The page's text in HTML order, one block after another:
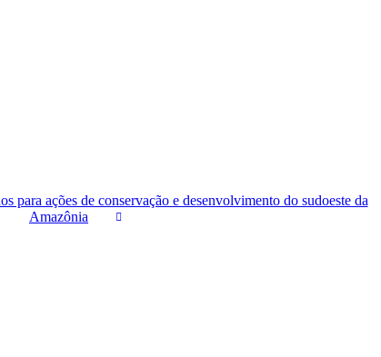
para ações de conservação e desenvolvimento do sudoeste da
Amazônia